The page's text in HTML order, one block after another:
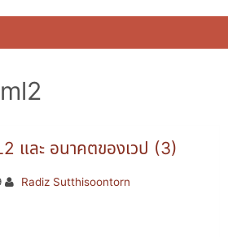
และ อนาคตของเวป (3)
Radiz Sutthisoontorn